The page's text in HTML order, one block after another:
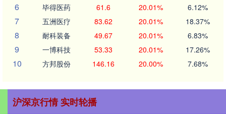
6 毕得医药 61.6 20.01% 6.12%
7 五洲医疗 83.62 20.01% 18.37%
8 耐科装备 49.67 20.01% 6.83%
9 一博科技 53.33 20.01% 17.26%
10 方邦股份 146.16 20.00% 7.68%
沪深京行情 实时轮播